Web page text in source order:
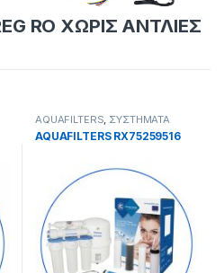
RO ΧΩΡΙΣ ΑΝΤΛΙΕΣ
AQUAFILTERS, ΣΥΣΤΗΜΑΤΑ
ΑΝΤΙΣΤΡΟΦΗΣ ΟΣΜΟΣΗΣ
AQUAFILTERS RX75259516